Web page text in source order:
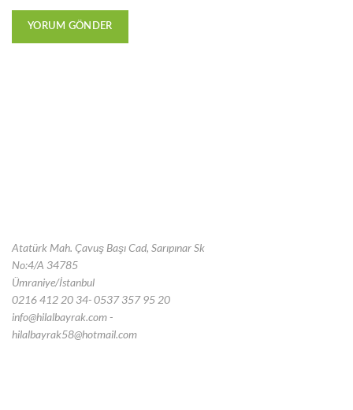
Atatürk Mah. Çavuş Başı Cad, Sarıpınar Sk
No:4/A 34785
Ümraniye/İstanbul
0216 412 20 34- 0537 357 95 20
info@hilalbayrak.com -
hilalbayrak58@hotmail.com